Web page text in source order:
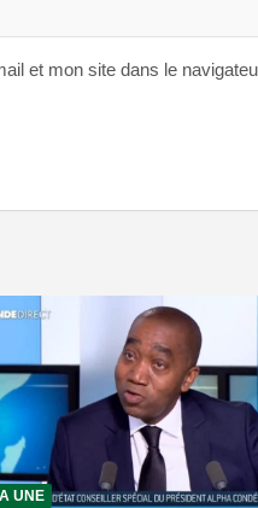
et mon site dans le
UNE